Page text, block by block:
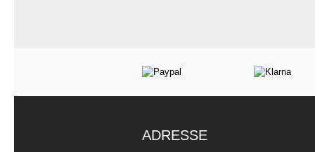
ADRESSE